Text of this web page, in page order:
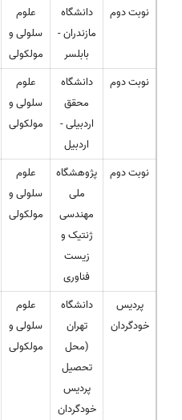
نوبت دوم
دانشگاه
مازندران -
بابلسر
علوم
سلولی و
مولکولی
نوبت دوم
دانشگاه
محقق
اردبیلی -
اردبیل
علوم
سلولی و
مولکولی
نوبت دوم
پژوهشگاه
ملی
مهندسی
ژنتیک و
زیست
فناوری
علوم
سلولی و
مولکولی
پردیس
خودگردان
دانشگاه
تهران
(محل
تحصیل
پردیس
خودگردان
علوم
سلولی و
مولکولی